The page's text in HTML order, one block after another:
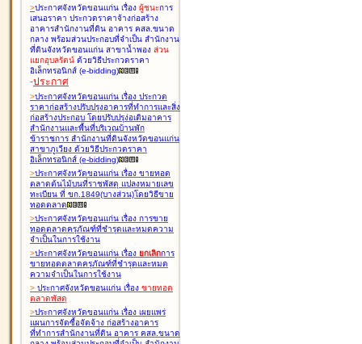
>ประกาศจังหวัดขอนแก่น เรื่อง ผู้ชนะการ
เสนอราคา ประกวดราคาจ้างก่อสร้าง
อาคารสำนักงานที่ดิน อาคาร คสล.ขนาด
กลาง พร้อมส่วนประกอบที่จำเป็น สำนักงาน
ที่ดินจังหวัดขอนแก่น สาขาน้ำพอง ส่วน
แยกอุบลรัตน์ ด้วยวิธีประกวดราคา
อิเล็กทรอนิกส์ (e-bidding)
-ประกาศ
>ประกาศจังหวัดขอนแก่น เรื่อง ประกวด
ราคาก่อสร้างปรับปรุงอาคารที่ทำการและสิ่ง
ก่อสร้างประกอบ โดยปรับปรุง่อเติมอาคาร
สำนักงานและพื้นที่บริเวณบ้านพัก
ข้าราชการ สำนักงานที่ดินจังหวัดขอนแก่น
สาขาภูเวียง ด้วยวิธีประกวดราคา
อิเล็กทรอนิกส์ (e-bidding)
>ประกาศจังหวัดขอนแก่น เรื่อง ขายทอด
ตลาดต้นไม้บนที่ราชพัสดุ แปลงหมายเลข
ทะเบียน ที่ ขก.1849(บางส่วน)โดยวิธีขาย
ทอดตลาด
>ประกาศจังหวัดขอนแก่น เรื่อง การขาย
ทอดตลาดครุภัณฑ์ที่ชำรุดและหมดความ
จำเป็นในการใช้งาน
>ประกาศจังหวัดขอนแก่น เรื่อง ยกเลิกการ
ขายทอดตลาดครุภัณฑ์ที่ชำรุดและหมด
ความจำเป็นในการใช้งาน
> ประกาศจังหวัดขอนแก่น เรื่อง ขายทอด
ตลาดพัสดุ
>ประกาศจังหวัดขอนแก่น เรื่อง เผยแพร่
แผนการจัดซื้อจัดจ้าง ก่อสร้างอาคาร
ที่ทำการสำนักงานที่ดิน อาคาร คสล.ขนาด